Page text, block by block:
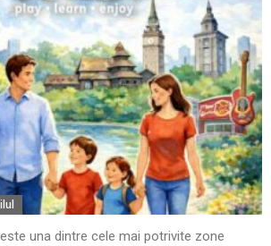
una dintre cele mai potrivite zone